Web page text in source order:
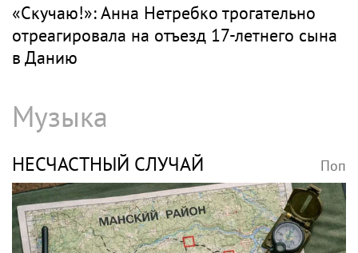
«Скучаю!»: Анна Нетребко трогательно
отреагировала на отъезд 17-летнего сына
в Данию
Музыка
НЕСЧАСТНЫЙ СЛУЧАЙ Поп